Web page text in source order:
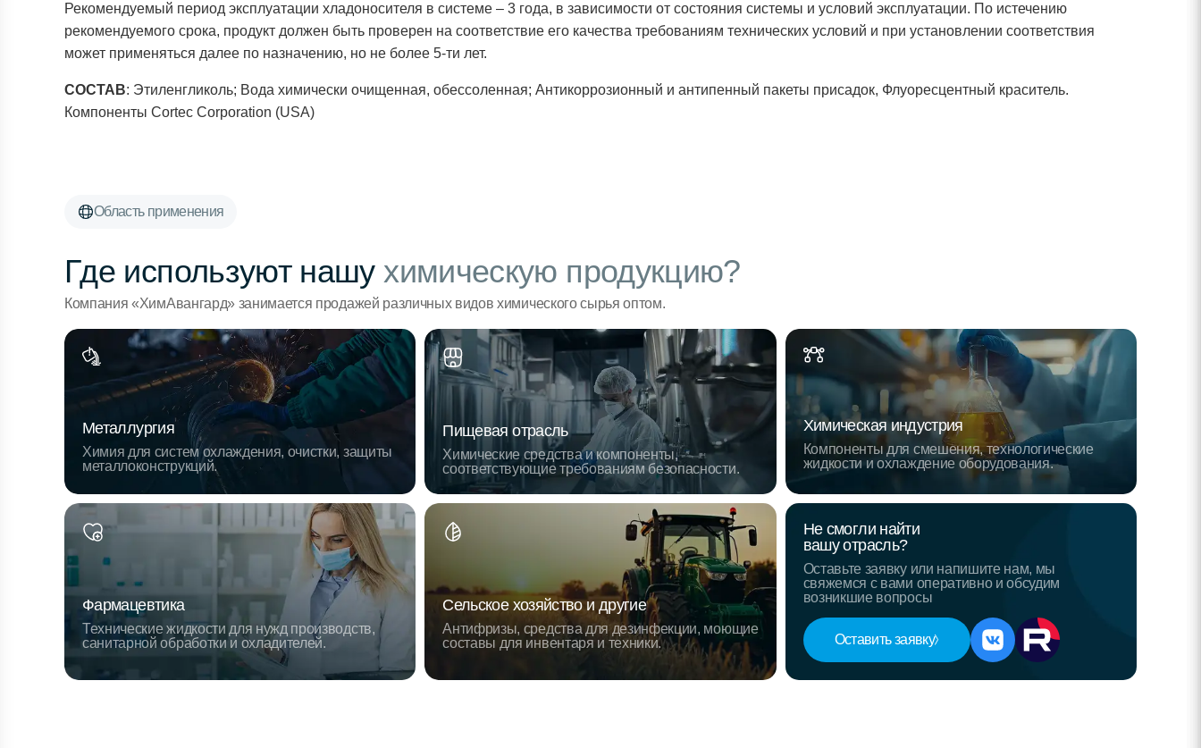
Рекомендуемый период эксплуатации хладоносителя в системе – 3 года, в зависимости от состояния системы и условий эксплуатации. По истечению
рекомендуемого срока, продукт должен быть проверен на соответствие его качества требованиям технических условий и при установлении соответствия
может применяться далее по назначению, но не более 5-ти лет.
СОСТАВ: Этиленгликоль; Вода химически очищенная, обессоленная; Антикоррозионный и антипенный пакеты присадок, Флуоресцентный краситель.
Компоненты Cortec Corporation (USA)
Область применения
Где используют нашухимическую продукцию?
Компания «ХимАвангард» занимается продажей различных видов химического сырья оптом.
Металлургия
Химия для систем охлаждения, очистки, защиты
металлоконструкций.
Пищевая отрасль
Химические средства и компоненты,
соответствующие требованиям безопасности.
Химическая индустрия
Компоненты для смешения, технологические
жидкости и охлаждение оборудования.
Фармацевтика
Технические жидкости для нужд производств,
санитарной обработки и охладителей.
Сельское хозяйство и другие
Антифризы, средства для дезинфекции, моющие
составы для инвентаря и техники.
Не смогли найти
вашу отрасль?
Оставьте заявку или напишите нам, мы
свяжемся с вами оперативно и обсудим
возникшие вопросы
Оставить заявку